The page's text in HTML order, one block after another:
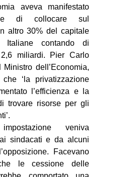
Fb
tw
bsky
ms
SEARCH
aveva manifestato
di collocare sul
altro 30% del capitale
contando di
miliardi. Pier Carlo
Ministro dell’Economia,
che ‘la privatizzazione
l’efficienza e la
trovare risorse per gli
veniva
sindacati e da alcuni
Facevano
le cessione delle